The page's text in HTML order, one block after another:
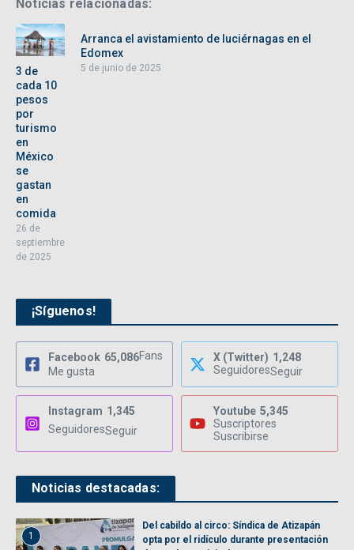
Noticias relacionadas:
3 de
cada 10
pesos
por
turismo
en
México
se
gastan
en
comida
26 de
septiembre
de 2025
Arranca el avistamiento de luciérnagas en el
Edomex
5 de junio de 2025
¡Síguenos!
Facebook 65,086Fans
Me gusta
X (Twitter) 1,248
SeguidoresSeguir
Instagram 1,345
SeguidoresSeguir
Youtube 5,345
Suscriptores
Suscribirse
Noticias destacadas:
1
Del cabildo al circo: Síndica de Atizapán
opta por el ridículo durante presentación